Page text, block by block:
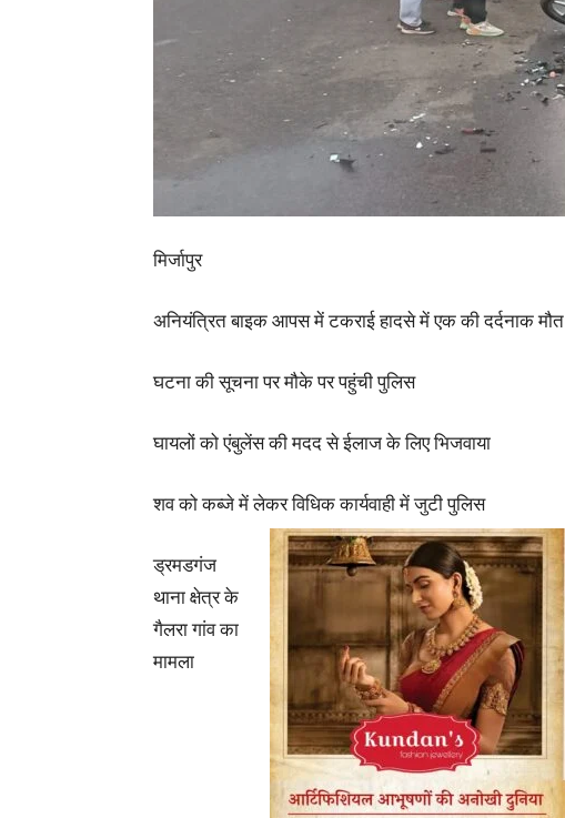
मिर्जापुर
अनियंत्रित बाइक आपस में टकराई हादसे में एक की दर्दनाक मौत
घटना की सूचना पर मौके पर पहुंची पुलिस
घायलों को एंबुलेंस की मदद से ईलाज के लिए भिजवाया
शव को कब्जे में लेकर विधिक कार्यवाही में जुटी पुलिस
ड्रमडगंज
थाना क्षेत्र के
गैलरा गांव का
मामला